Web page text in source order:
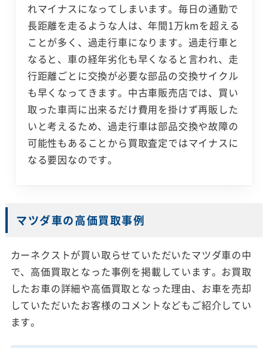
れマイナスになってしまいます。毎日の通勤で
長距離を走るような人は、年間1万kmを超える
ことが多く、過走行車になります。過走行車と
なると、車の経年劣化も早くなると言われ、走
行距離ごとに交換が必要な部品の交換サイクル
も早くなってきます。中古車販売店では、買い
取った車両に出来るだけ費用を掛けず再販した
いと考えるため、過走行車は部品交換や故障の
可能性もあることから買取査定ではマイナスに
なる要因なのです。
マツダ車の高価買取事例
カーネクストが買い取らせていただいたマツダ車の中
で、高価買取となった事例を掲載しています。お買取
したお車の詳細や高価買取となった理由、お車を売却
していただいたお客様のコメントなどもご紹介してい
ます。